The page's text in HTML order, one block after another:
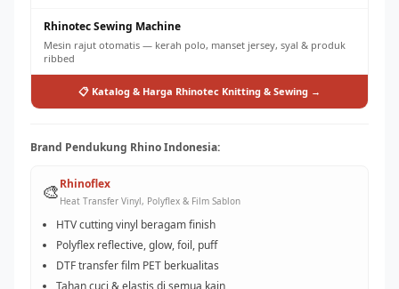
Rhinotec Sewing Machine
Mesin rajut otomatis — kerah polo, manset jersey, syal & produk
ribbed
📋 Katalog & Harga Rhinotec Knitting & Sewing →
Brand Pendukung Rhino Indonesia:
🎨Rhinoflex
Heat Transfer Vinyl, Polyflex & Film Sablon
HTV cutting vinyl beragam finish
Polyflex reflective, glow, foil, puff
DTF transfer film PET berkualitas
Tahan cuci & elastis di semua kain